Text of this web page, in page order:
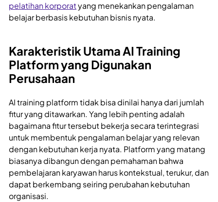
pelatihan korporatyang menekankan pengalaman
belajar berbasis kebutuhan bisnis nyata.
Karakteristik Utama AI Training
Platform yang Digunakan
Perusahaan
AI training platform tidak bisa dinilai hanya dari jumlah
fitur yang ditawarkan. Yang lebih penting adalah
bagaimana fitur tersebut bekerja secara terintegrasi
untuk membentuk pengalaman belajar yang relevan
dengan kebutuhan kerja nyata. Platform yang matang
biasanya dibangun dengan pemahaman bahwa
pembelajaran karyawan harus kontekstual, terukur, dan
dapat berkembang seiring perubahan kebutuhan
organisasi.